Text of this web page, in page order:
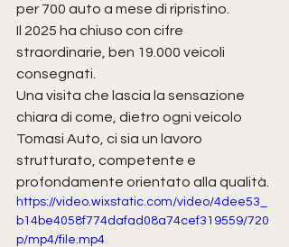
per 700 auto a mese di ripristino.
Il 2025 ha chiuso con cifre
straordinarie, ben 19.000 veicoli
consegnati.
Una visita che lascia la sensazione
chiara di come, dietro ogni veicolo
Tomasi Auto, ci sia un lavoro
strutturato, competente e
profondamente orientato alla qualità.
https://video.wixstatic.com/video/4dee53_
b14be4058f774dafad08a74cef319559/720
p/mp4/file.mp4